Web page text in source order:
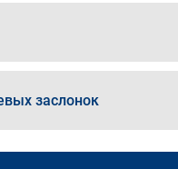
заслонок